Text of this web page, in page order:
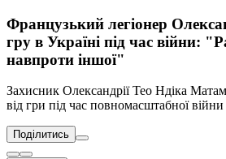
Французький легіонер
гру в Україні під час війни:
навпроти іншої"
Захисник Олександрії Тео Ндіка
від гри під час повномасштабної
Поділитись